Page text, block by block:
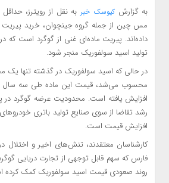
به گزارشکیوسک خبر به نقل از رویترز،
مس چین از جمله گروه جینچوان، خرید پیریت
داده‌اند. پیریت ماده‌ای غنی از گوگرد است که
تولید اسید سولفوریک منجر شود.
در حالی که اسید سولفوریک در گذشته تنها
افزایش یافته است. محدودیت عرضه گوگرد در
رشد تقاضا از سوی صنایع تولید باتری
افزایش قیمت ‌است.
کارشناسان معتقدند، تنش‌های اخیر و اختلال
فارس که سهم قابل توجهی از تجارت دریایی
روند صعودی قیمت اسید سولفوریک کمک کرده